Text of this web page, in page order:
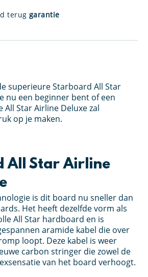
terug garantie
superieure Starboard All Star
nu een beginner bent of een
All Star Airline Deluxe zal
op je maken.
All Star Airline
is dit board nu sneller dan
Het heeft dezelfde vorm als
All Star hardboard en is
aramide kabel die over
loopt. Deze kabel is weer
carbon stringer die zowel de
van het board verhoogt.